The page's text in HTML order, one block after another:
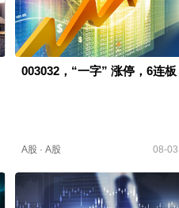
003032，“一字” 涨停，6连板
A股· A股 08-03